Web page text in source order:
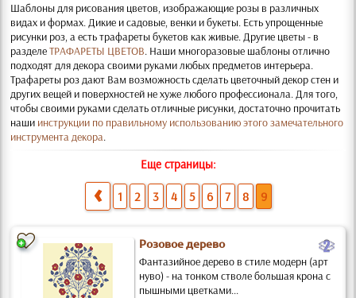
Шаблоны для рисования цветов, изображающие розы в различных
видах и формах. Дикие и садовые, венки и букеты. Есть упрощенные
рисунки роз, а есть трафареты букетов как живые. Другие цветы - в
разделеТРАФАРЕТЫ ЦВЕТОВ. Наши многоразовые шаблоны отлично
подходят для декора своими руками любых предметов интерьера.
Трафареты роз дают Вам возможность сделать цветочный декор стен и
других вещей и поверхностей не хуже любого профессионала. Для того,
чтобы своими руками сделать отличные рисунки, достаточно прочитать
наши инструкции по правильному использованию этого замечательного
инструмента декора.
Еще страницы:
1 2 3 4 5 6 7 8 9
Розовое дерево b
Фантазийное дерево в стиле модерн (арт
нуво) - на тонком стволе большая крона с
пышными цветками...